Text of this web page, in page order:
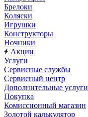
Брелоки
Коляски
Игрушки
Конструкторы
Ночники
Акции
Услуги
Сервисные службы
Сервисный центр
Дополнительные услуги
Покупка
Комиссионный магазин
Золотой калькулятор